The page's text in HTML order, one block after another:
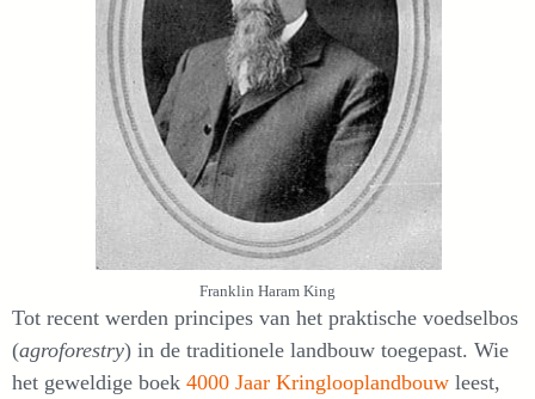
Franklin Haram King
Tot recent werden principes van het praktische voedselbos
(agroforestry) in de traditionele landbouw toegepast. Wie
het geweldige boek 4000 Jaar Kringlooplandbouw leest,